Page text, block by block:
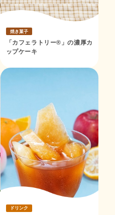
焼き菓子
「カフェラトリー®」の濃厚カ
ップケーキ
ドリンク